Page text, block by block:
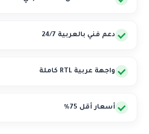
دعم فني بالعربية 24/7
واجهة عربية RTL كاملة
أسعار أقل 75%